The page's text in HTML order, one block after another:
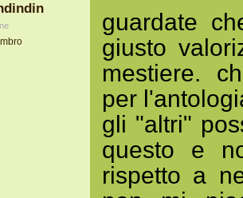
guardate
giusto
mestiere.
per
gli "altri"
questo e
rispetto a